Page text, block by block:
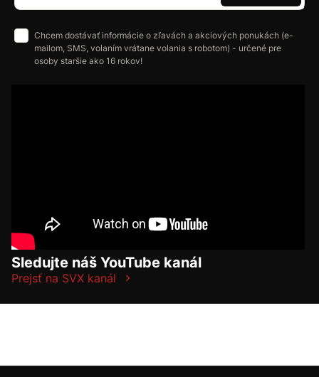
Chcem dostávať informácie o zľavách a akciových ponukách (e-
mailom, SMS, volaním vrátane volania s robotom) - určené pre
osoby staršie ako 16 rokov!
Sledujte náš YouTube kanál
Prejsť na SVX kanál